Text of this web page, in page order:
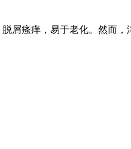
屑瘙痒，易于老化。然而